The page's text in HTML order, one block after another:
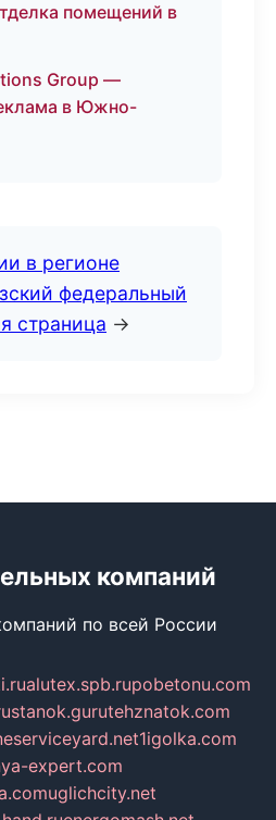
помещений в
Group —
в Южно-
в регионе
федеральный
страница →
компаний
по всей России
alutex.spb.rupobetonu.com
stanok.gurutehznatok.com
serviceyard.net1igolka.com
expert.com
uglichcity.net